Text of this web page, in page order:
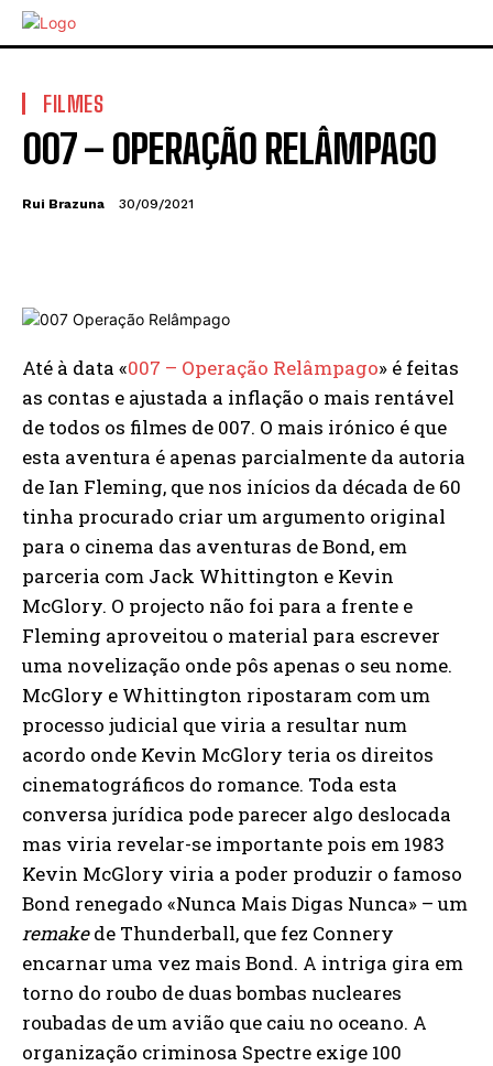
FILMES
007 – OPERAÇÃO RELÂMPAGO
Rui Brazuna 30/09/2021
Até à data «007 – Operação Relâmpago» é feitas
as contas e ajustada a inflação o mais rentável
de todos os filmes de 007. O mais irónico é que
esta aventura é apenas parcialmente da autoria
de Ian Fleming, que nos inícios da década de 60
tinha procurado criar um argumento original
para o cinema das aventuras de Bond, em
parceria com Jack Whittington e Kevin
McGlory. O projecto não foi para a frente e
Fleming aproveitou o material para escrever
uma novelização onde pôs apenas o seu nome.
McGlory e Whittington ripostaram com um
processo judicial que viria a resultar num
acordo onde Kevin McGlory teria os direitos
cinematográficos do romance. Toda esta
conversa jurídica pode parecer algo deslocada
mas viria revelar-se importante pois em 1983
Kevin McGlory viria a poder produzir o famoso
Bond renegado «Nunca Mais Digas Nunca» – um
remakede Thunderball, que fez Connery
encarnar uma vez mais Bond. A intriga gira em
torno do roubo de duas bombas nucleares
roubadas de um avião que caiu no oceano. A
organização criminosa Spectre exige 100